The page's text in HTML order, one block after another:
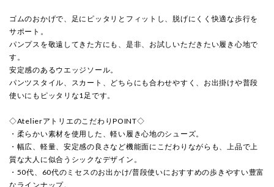
ゴムのおかげで、足にピッタリとフィットし、脱げにくく快適な歩行を
サポート。
パンプスを敬遠してきた方にも、是非、お試しいただきたい履き心地で
す。
安定感のあるウエッジソール。
パンツスタイル、スカート、どちらにも合わせやすく、お出掛けや普段
使いにもピッタリな1足です。
◇AtelierアトリエのこだわりPOINT◇
・柔らかい素材を使用した、軽い履き心地のシューズ。
・幅広、軽量、安定感の良さなど機能面にこだわりながらも、上品で上
質な大人に似合うシックなデザイン。
・50代、60代のミセスのお出かけ/普段使いにおすすめの歩きやすい豊富
なラインナップ。